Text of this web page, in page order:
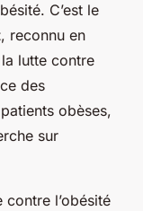
C’est le
, reconnu en
lutte contre
des
obèses,
sur
l’obésité